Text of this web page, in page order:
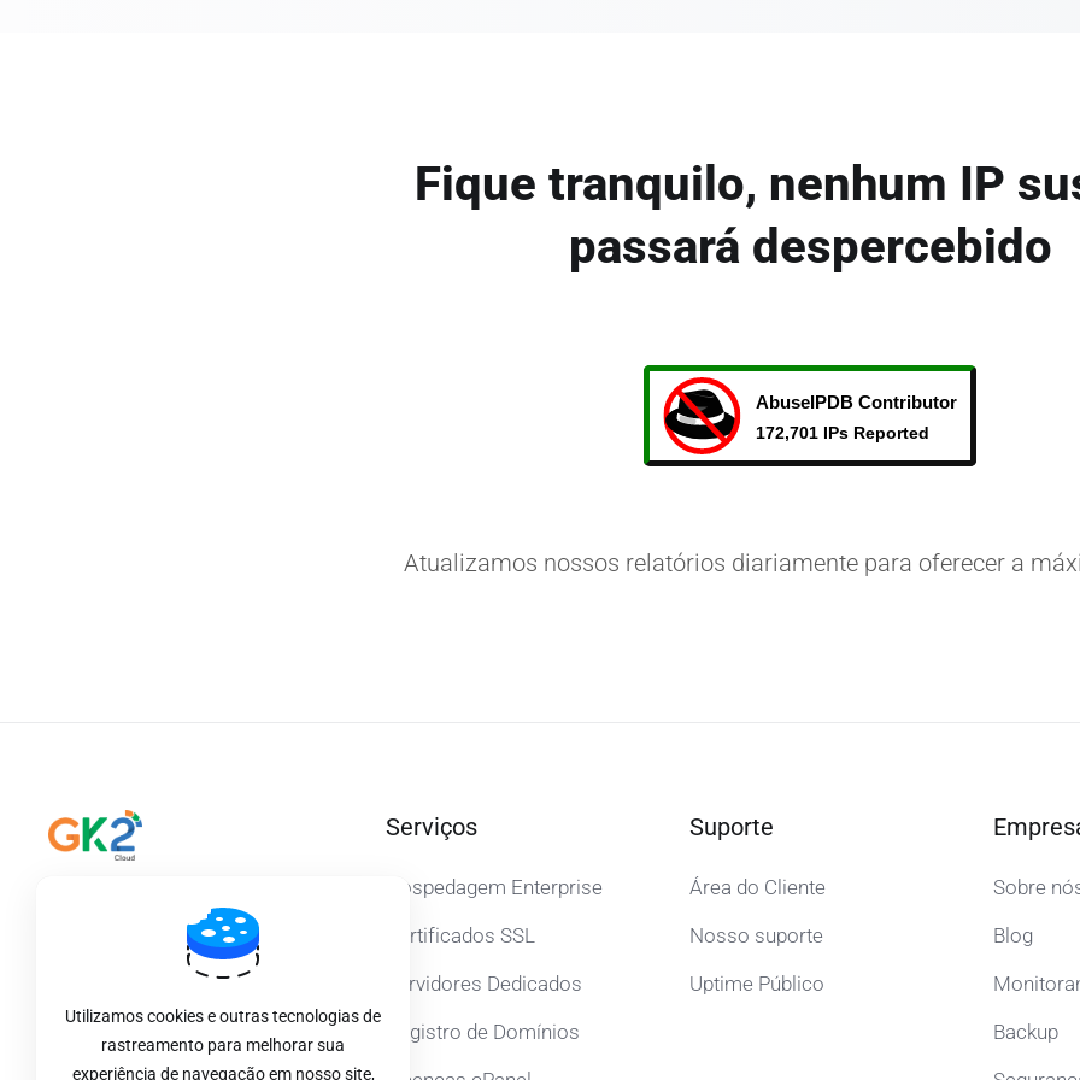
Fique tranquilo, nenhum IP
passará despercebido
Atualizamos nossos relatórios diariamente para oferecer a
Entre em contato conosco!
0800 452 8000
Serviços
Hospedagem Enterprise
Certificados SSL
Servidores Dedicados
Registro de Domínios
Suporte
Área do Cliente
Nosso suporte
Uptime Público
Sobre
Blog
Backup
Utilizamos cookies e outras tecnologias de
rastreamento para melhorar sua
experiência de navegação em nosso site,